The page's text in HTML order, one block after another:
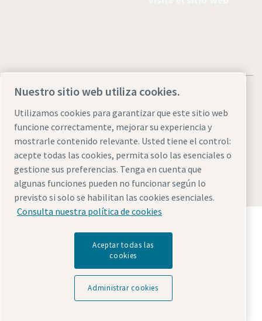
Aviso legal y aviso de privacidad
Administrar cookies
AccesibilidadMapa del sitio web
© 2026 Atlas Copco AB
Descubre cómo Atlas Copco Group impulsa la
tecnología que transforma el futuro.
Visita la web de Atlas Copco Group
Parte de Atlas Copco Group
Nuestro sitio web utiliza cookies.
Utilizamos cookies para garantizar que este sitio web
funcione correctamente, mejorar su experiencia y
mostrarle contenido relevante. Usted tiene el control:
acepte todas las cookies, permita solo las esenciales o
gestione sus preferencias. Tenga en cuenta que
algunas funciones pueden no funcionar según lo
previsto si solo se habilitan las cookies esenciales.
Consulta nuestra política de cookies
Aceptar todas las
cookies
Administrar cookies